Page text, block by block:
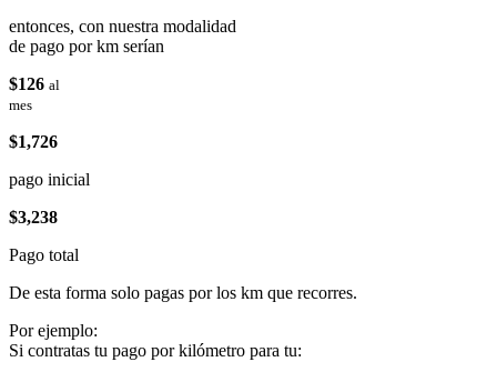
entonces, con nuestra modalidad
de pago por km serían
$126 al
mes
$1,726
pago inicial
$3,238
Pago total
De esta forma solo pagas por los km que recorres.
Por ejemplo:
Si contratas tu pago por kilómetro para tu: